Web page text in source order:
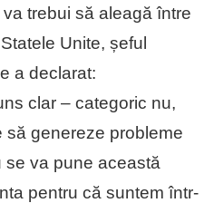
trebui să aleagă între
Unite, șeful
a declarat:
clar – categoric nu,
să genereze probleme
se va pune această
pentru că suntem într-